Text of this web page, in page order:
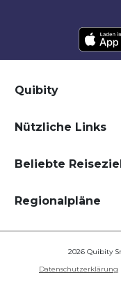
Quibity
Nützliche Links
Beliebte
Regionalpläne
2026 Quibity
Datenschutzerklärung